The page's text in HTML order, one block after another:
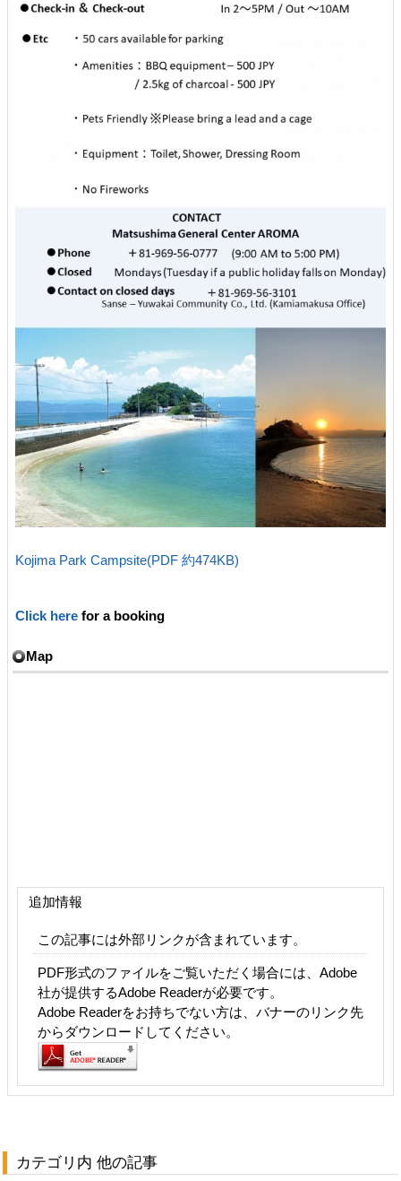
Kojima Park Campsite(PDF 約474KB)
Click here for a booking
Map
追加情報
この記事には外部リンクが含まれています。
PDF形式のファイルをご覧いただく場合には、Adobe
社が提供するAdobe Readerが必要です。
Adobe Readerをお持ちでない方は、バナーのリンク先
からダウンロードしてください。
カテゴリ内 他の記事